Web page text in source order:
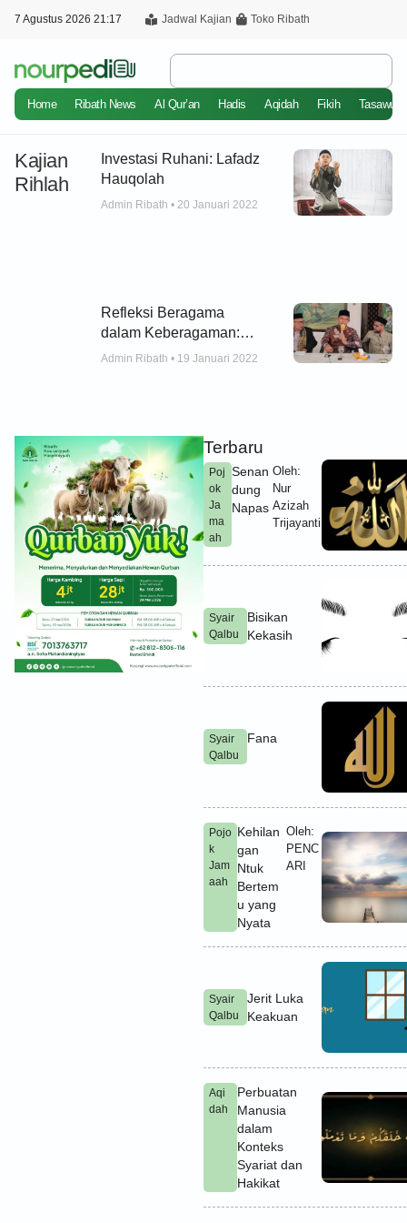
7 Agustus 2026 21:17 Jadwal Kajian Toko Ribath
Home Ribath News Al Qur’an Hadis Aqidah Fikih Tasawuf
Kajian
Rihlah
Investasi Ruhani: Lafadz
Hauqolah
Admin Ribath 20 Januari 2022
Refleksi Beragama
dalam Keberagaman:
Dakwah Pembuka Buya
Admin Ribath 19 Januari 2022
Terbaru
Poj
ok
Ja
ma
ah
Senan
dung
Napas
Oleh:
Nur
Azizah
Trijayanti
Syair
Qalbu
Bisikan
Kekasih
Syair
Qalbu
Fana
Pojo
k
Jam
aah
Kehilan
gan
Ntuk
Bertem
u yang
Nyata
Oleh:
PENC
ARI
Syair
Qalbu
Jerit Luka
Keakuan
Aqi
dah
Perbuatan
Manusia
dalam
Konteks
Syariat dan
Hakikat